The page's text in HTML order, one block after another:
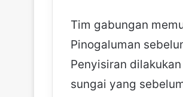
Tim gabungan
Pinogaluman
Penyisiran
sungai yang